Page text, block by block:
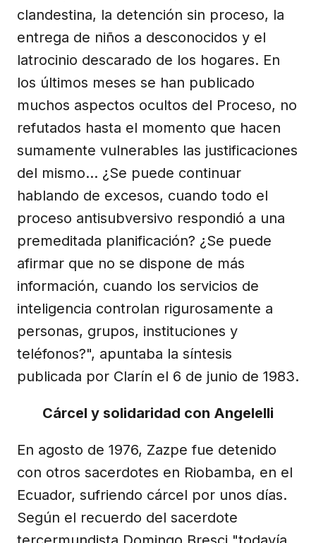
clandestina, la detención sin proceso, la
entrega de niños a desconocidos y el
latrocinio descarado de los hogares. En
los últimos meses se han publicado
muchos aspectos ocultos del Proceso, no
refutados hasta el momento que hacen
sumamente vulnerables las justificaciones
del mismo... ¿Se puede continuar
hablando de excesos, cuando todo el
proceso antisubversivo respondió a una
premeditada planificación? ¿Se puede
afirmar que no se dispone de más
información, cuando los servicios de
inteligencia controlan rigurosamente a
personas, grupos, instituciones y
teléfonos?", apuntaba la síntesis
publicada por Clarín el 6 de junio de 1983.
Cárcel y solidaridad con Angelelli
En agosto de 1976, Zazpe fue detenido
con otros sacerdotes en Riobamba, en el
Ecuador, sufriendo cárcel por unos días.
Según el recuerdo del sacerdote